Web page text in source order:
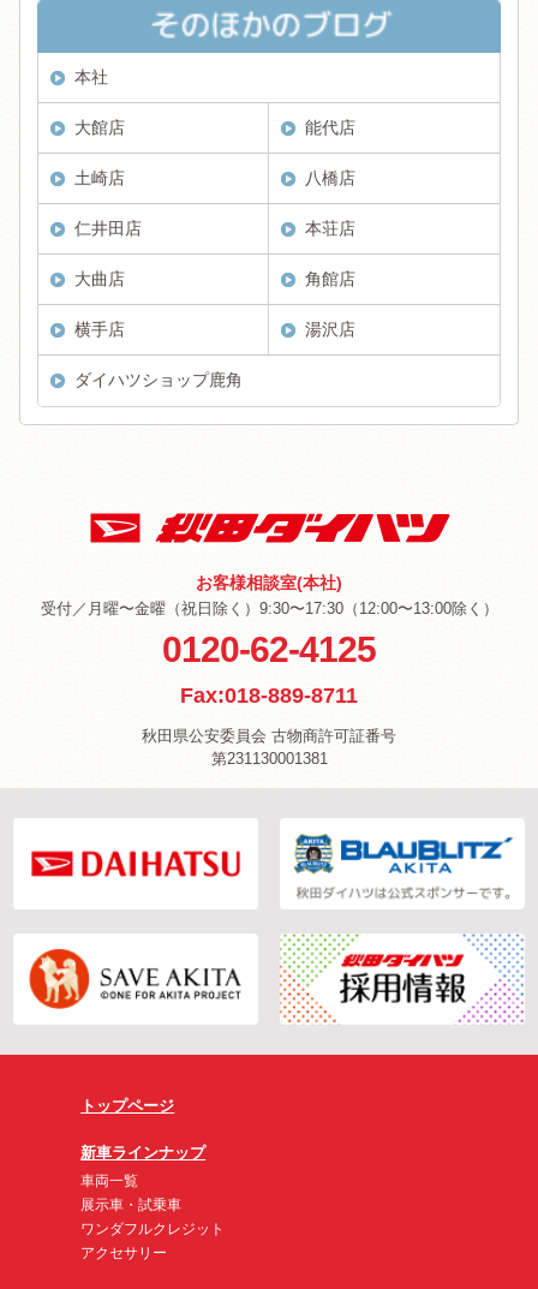
本社
大館店 能代店
土崎店 八橋店
仁井田店 本荘店
大曲店 角館店
横手店 湯沢店
ダイハツショップ鹿角
お客様相談室(本社)
受付／月曜〜金曜（祝日除く）9:30〜17:30（12:00〜13:00除く）
0120-62-4125
Fax:018-889-8711
秋田県公安委員会 古物商許可証番号
第231130001381
トップページ
新車ラインナップ
車両一覧
展示車・試乗車
ワンダフルクレジット
アクセサリー